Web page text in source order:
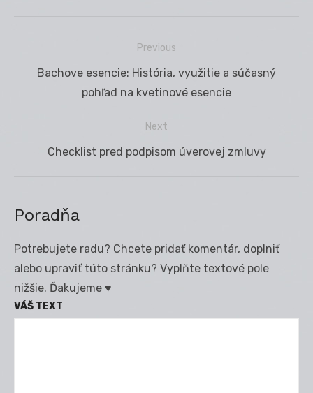
Previous
Previous
Bachove esencie: História, využitie a súčasný
pohľad na kvetinové esencie
Next
Next
Checklist pred podpisom úverovej zmluvy
Poradňa
Potrebujete radu? Chcete pridať komentár, doplniť
alebo upraviť túto stránku? Vyplňte textové pole
nižšie. Ďakujeme ♥
VÁŠ TEXT